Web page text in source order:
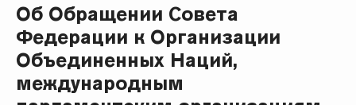
Об Обращении Совета
Федерации к Организации
Объединенных Наций,
международным